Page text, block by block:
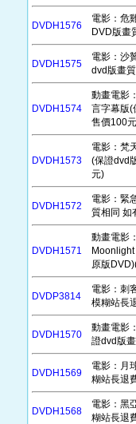
DVDH1576
電影：危
DVD版畫
DVDH1575
電影：沙
dvd版畫
DVDH1574
動畫電影
言字幕版(
售價100
DVDH1573
電影：梵
(保證dvd
元)
DVDH1572
電影：緊
質相同 如
DVDH1571
動畫電影
原版
DVDP3814
電影：刺
模糊站長
DVDH1570
動畫電影
證dvd版
DVDH1569
電影：月
糊站長退
DVDH1568
電影：黑
糊站長退